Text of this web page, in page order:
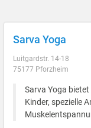
Sarva Yoga
Luitgardstr. 14-18
75177 Pforzheim
Sarva Yoga
Kinder, spezielle